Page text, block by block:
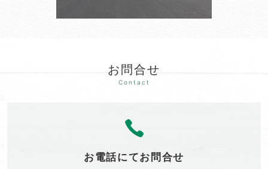
お問合せ
お電話にてお問合せ